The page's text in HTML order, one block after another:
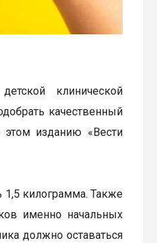
клинической
качественный
изданию «Вести
1,5 килограмма. Также
именно начальных
должно оставаться